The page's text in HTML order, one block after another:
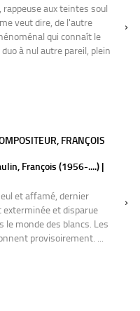
aux teintes soul
veut dire, de l'autre
qui connaît le
à nul autre pareil, plein
FRANÇOIS
François (1956-....) |
et affamé, dernier
et disparue
monde des blancs. Les
provisoirement. ...